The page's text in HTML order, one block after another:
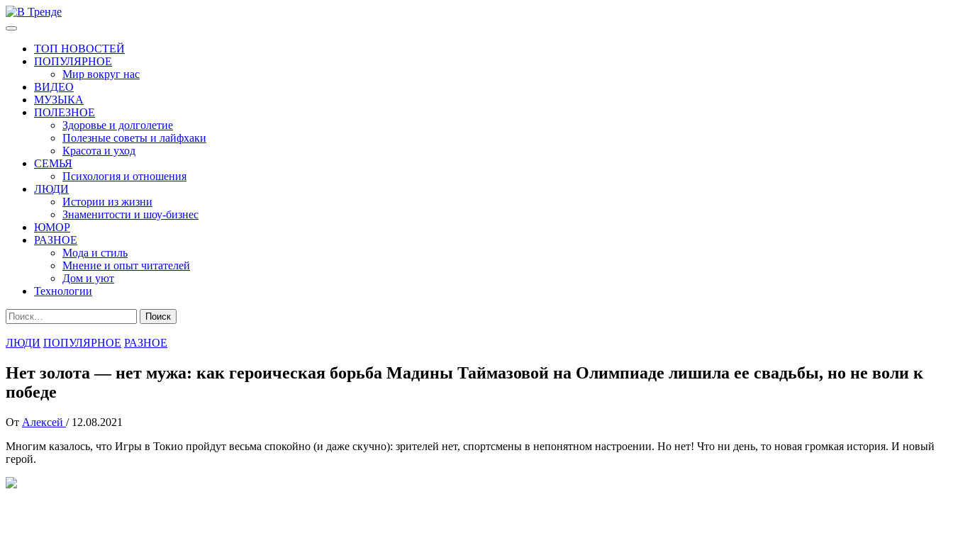
Перейти
к
Основное
ТОП НОВОСТЕЙ
ПОПУЛЯРНОЕ
Мир вокруг нас
ВИДЕО
МУЗЫКА
ПОЛЕЗНОЕ
Здоровье и долголетие
Полезные советы и лайфхаки
Красота и уход
СЕМЬЯ
Психология и отношения
ЛЮДИ
Истории из жизни
Знаменитости и шоу-бизнес
ЮМОР
РАЗНОЕ
Мода и стиль
Мнение и опыт читателей
Дом и уют
Технологии
Найти:
ЛЮДИ ПОПУЛЯРНОЕ РАЗНОЕ
Нет золота — нет мужа: как героическая борьба Мадины Таймазовой на Олимпиаде лишила ее свадьбы, но не воли к
победе
От Алексей / 12.08.2021
Многим казалось, что Игры в Токио пройдут весьма спокойно (и даже скучно): зрителей нет, спортсмены в непонятном настроении. Но нет! Что ни день, то новая громкая история. И новый
герой.